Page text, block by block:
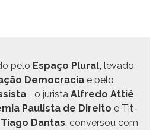
pelo Espaço Plur­al, lev­a­do
Democ­ra­cia e pelo
, , o jurista Alfre­do Attié,
Paulista de Dire­ito e Tit­
Dan­tas, con­ver­sou com